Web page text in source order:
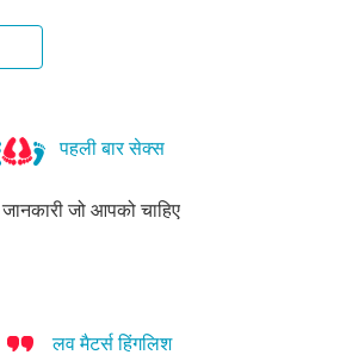
पहली बार सेक्स
जानकारी जो आपको चाहिए
लव मैटर्स हिंगलिश